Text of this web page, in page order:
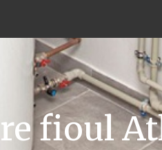
fioul